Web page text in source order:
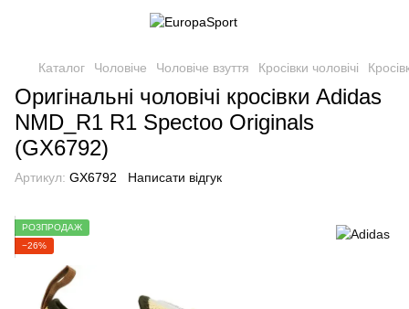
Каталог Чоловіче Чоловіче взуття Кросівки чоловічі
Оригінальні чоловічі кросівки Adidas
NMD_R1 R1 Spectoo Originals
(GX6792)
Артикул: GX6792 Написати відгук
РОЗПРОДАЖ
−26%